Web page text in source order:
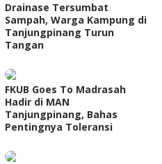
Drainase Tersumbat
Sampah, Warga Kampung di
Tanjungpinang Turun
Tangan
FKUB Goes To Madrasah
Hadir di MAN
Tanjungpinang, Bahas
Pentingnya Toleransi